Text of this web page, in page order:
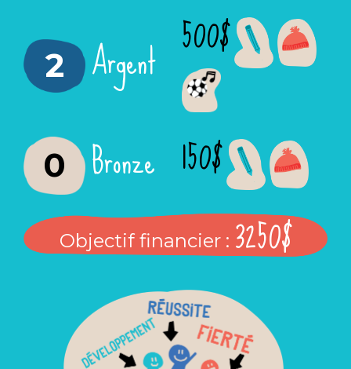
2 Argent 500$
0 Bronze 150$
Objectif financier : 3250$